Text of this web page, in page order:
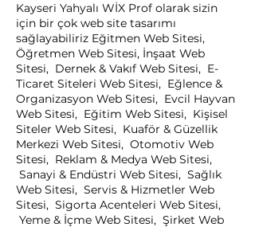
Kayseri Yahyalı WİX Prof olarak sizin
için bir çok web site tasarımı
sağlayabiliriz Eğitmen Web Sitesi,
Öğretmen Web Sitesi, İnşaat Web
Sitesi, Dernek & Vakıf Web Sitesi, E-
Ticaret Siteleri Web Sitesi, Eğlence &
Organizasyon Web Sitesi, Evcil Hayvan
Web Sitesi, Eğitim Web Sitesi, Kişisel
Siteler Web Sitesi, Kuaför & Güzellik
Merkezi Web Sitesi, Otomotiv Web
Sitesi, Reklam & Medya Web Sitesi,
Sanayi & Endüstri Web Sitesi, Sağlık
Web Sitesi, Servis & Hizmetler Web
Sitesi, Sigorta Acenteleri Web Sitesi,
Yeme & İçme Web Sitesi, Şirket Web